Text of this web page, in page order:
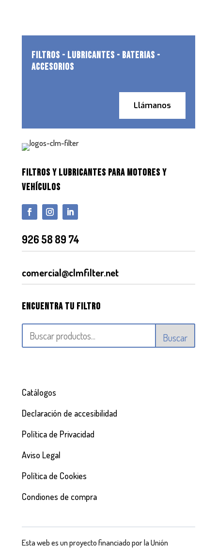
FILTROS - LUBRICANTES - BATERIAS -
ACCESORIOS
Llámanos
FILTROS Y LUBRICANTES PARA MOTORES Y
VEHÍCULOS
926 58 89 74
comercial@clmfilter.net
Encuentra tu filtro
Buscar
Catálogos
Declaración de accesibilidad
Política de Privacidad
Aviso Legal
Política de Cookies
Condiones de compra
Esta web es un proyecto financiado por la Unión